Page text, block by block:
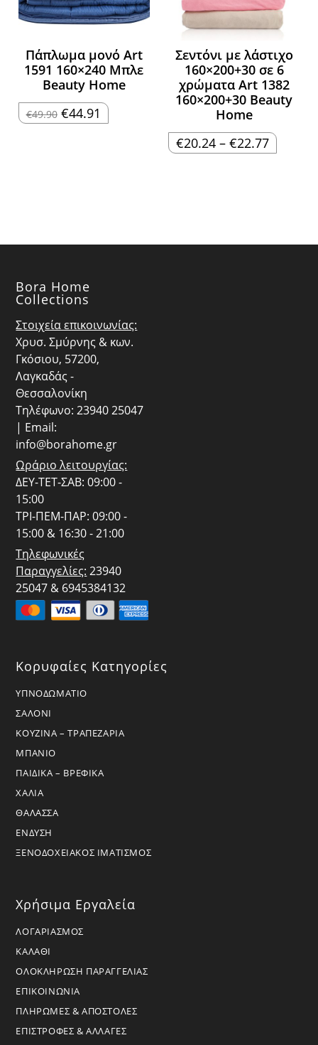
Πάπλωμα μονό Art
1591 160×240 Μπλε
Beauty Home
€49.90 Original
price
€44.91 Η
τρέχουσα
Σεντόνι με λάστιχο
160×200+30 σε 6
χρώματα Art 1382
160×200+30 Beauty
Home
€20.24 – €22.77Price
range:
Bora Home
Collections
Στοιχεία επικοινωνίας:
Χρυσ. Σμύρνης & κων.
Γκόσιου, 57200,
Λαγκαδάς -
Θεσσαλονίκη
Τηλέφωνο: 23940 25047
| Email:
info@borahome.gr
Ωράριο λειτουργίας:
ΔΕΥ-ΤΕΤ-ΣΑΒ: 09:00 -
15:00
ΤΡΙ-ΠΕΜ-ΠΑΡ: 09:00 -
15:00 & 16:30 - 21:00
Τηλεφωνικές
Παραγγελίες: 23940
25047 & 6945384132
Κορυφαίες Κατηγορίες
ΥΠΝΟΔΩΜΑΤΙΟ
ΣΑΛΟΝΙ
ΚΟΥΖΙΝΑ – ΤΡΑΠΕΖΑΡΙΑ
ΜΠΑΝΙΟ
ΠΑΙΔΙΚΑ – ΒΡΕΦΙΚΑ
ΧΑΛΙΑ
ΘΑΛΑΣΣΑ
ΕΝΔΥΣΗ
ΞΕΝΟΔΟΧΕΙΑΚΟΣ ΙΜΑΤΙΣΜΟΣ
Χρήσιμα Εργαλεία
ΛΟΓΑΡΙΑΣΜΟΣ
ΚΑΛΑΘΙ
ΟΛΟΚΛΗΡΩΣΗ ΠΑΡΑΓΓΕΛΙΑΣ
ΕΠΙΚΟΙΝΩΝΙΑ
ΠΛΗΡΩΜΕΣ & ΑΠΟΣΤΟΛΕΣ
ΕΠΙΣΤΡΟΦΕΣ & ΑΛΛΑΓΕΣ